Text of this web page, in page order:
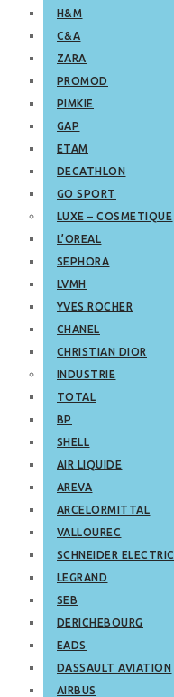
H&M
C&A
ZARA
PROMOD
PIMKIE
GAP
ETAM
DECATHLON
GO SPORT
LUXE – COSMETIQUE
L’OREAL
SEPHORA
LVMH
YVES ROCHER
CHANEL
CHRISTIAN DIOR
INDUSTRIE
TOTAL
BP
SHELL
AIR LIQUIDE
AREVA
ARCELORMITTAL
VALLOUREC
SCHNEIDER ELECTRIC
LEGRAND
SEB
DERICHEBOURG
EADS
DASSAULT AVIATION
AIRBUS